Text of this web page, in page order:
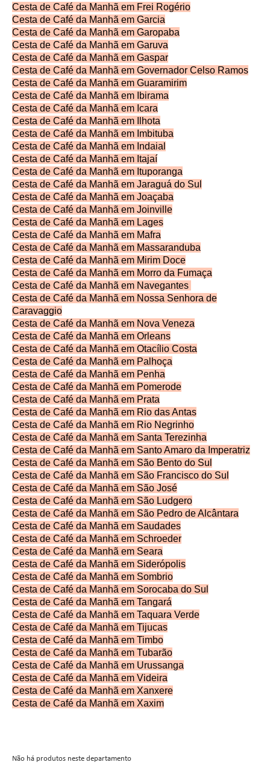
Cesta de Café da Manhã em Frei Rogério
Cesta de Café da Manhã em Garcia
Cesta de Café da Manhã em Garopaba
Cesta de Café da Manhã em Garuva
Cesta de Café da Manhã em Gaspar
Cesta de Café da Manhã em Governador Celso Ramos
Cesta de Café da Manhã em Guaramirim
Cesta de Café da Manhã em Ibirama
Cesta de Café da Manhã em Icara
Cesta de Café da Manhã em Ilhota
Cesta de Café da Manhã em Imbituba
Cesta de Café da Manhã em Indaial
Cesta de Café da Manhã em Itajaí
Cesta de Café da Manhã em Ituporanga
Cesta de Café da Manhã em Jaraguá do Sul
Cesta de Café da Manhã em Joaçaba
Cesta de Café da Manhã em Joinville
Cesta de Café da Manhã em Lages
Cesta de Café da Manhã em Mafra
Cesta de Café da Manhã em Massaranduba
Cesta de Café da Manhã em Mirim Doce
Cesta de Café da Manhã em Morro da Fumaça
Cesta de Café da Manhã em Navegantes
Cesta de Café da Manhã em Nossa Senhora de
Caravaggio
Cesta de Café da Manhã em Nova Veneza
Cesta de Café da Manhã em Orleans
Cesta de Café da Manhã em Otacílio Costa
Cesta de Café da Manhã em Palhoça
Cesta de Café da Manhã em Penha
Cesta de Café da Manhã em Pomerode
Cesta de Café da Manhã em Prata
Cesta de Café da Manhã em Rio das Antas
Cesta de Café da Manhã em Rio Negrinho
Cesta de Café da Manhã em Santa Terezinha
Cesta de Café da Manhã em Santo Amaro da Imperatriz
Cesta de Café da Manhã em São Bento do Sul
Cesta de Café da Manhã em São Francisco do Sul
Cesta de Café da Manhã em São José
Cesta de Café da Manhã em São Ludgero
Cesta de Café da Manhã em São Pedro de Alcântara
Cesta de Café da Manhã em Saudades
Cesta de Café da Manhã em Schroeder
Cesta de Café da Manhã em Seara
Cesta de Café da Manhã em Siderópolis
Cesta de Café da Manhã em Sombrio
Cesta de Café da Manhã em Sorocaba do Sul
Cesta de Café da Manhã em Tangará
Cesta de Café da Manhã em Taquara Verde
Cesta de Café da Manhã em Tijucas
Cesta de Café da Manhã em Timbo
Cesta de Café da Manhã em Tubarão
Cesta de Café da Manhã em Urussanga
Cesta de Café da Manhã em Videira
Cesta de Café da Manhã em Xanxere
Cesta de Café da Manhã em Xaxim
Não há produtos neste departamento